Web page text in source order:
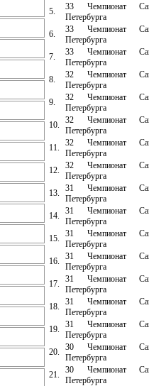
5.
33 Чемпионат
Петербурга
6.
33 Чемпионат
Петербурга
7.
33 Чемпионат
Петербурга
8.
32 Чемпионат
Петербурга
9.
32 Чемпионат
Петербурга
10.
32 Чемпионат
Петербурга
11.
32 Чемпионат
Петербурга
12.
32 Чемпионат
Петербурга
13.
31 Чемпионат
Петербурга
14.
31 Чемпионат
Петербурга
15.
31 Чемпионат
Петербурга
16.
31 Чемпионат
Петербурга
17.
31 Чемпионат
Петербурга
18.
31 Чемпионат
Петербурга
19.
31 Чемпионат
Петербурга
20.
30 Чемпионат
Петербурга
21.
30 Чемпионат
Петербурга